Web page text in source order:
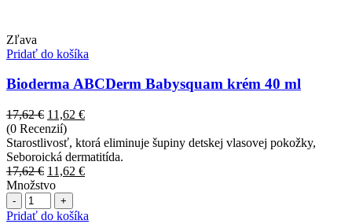
Zľava
Pridať do košíka
Bioderma ABCDerm Babysquam krém 40 ml
17,62€ Pôvodná
cena
bola:
17,62 €.
11,62 €Aktuálna
je:
11,62 €.
(0 Recenzií)
Starostlivosť, ktorá eliminuje šupiny detskej vlasovej pokožky,
Seboroická dermatitída.
17,62€ Pôvodná
cena
bola:
17,62 €.
11,62 €Aktuálna
11,62 €.
Množstvo
Počet
Pridať do košíka